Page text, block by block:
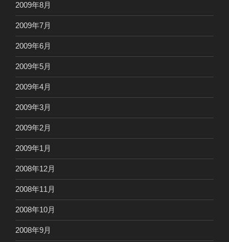
2009年8月
2009年7月
2009年6月
2009年5月
2009年4月
2009年3月
2009年2月
2009年1月
2008年12月
2008年11月
2008年10月
2008年9月